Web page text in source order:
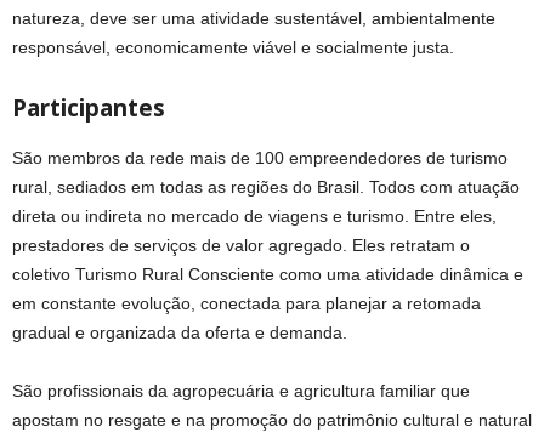
natureza, deve ser uma atividade sustentável, ambientalmente
responsável, economicamente viável e socialmente justa.
Participantes
São membros da rede mais de 100 empreendedores de turismo
rural, sediados em todas as regiões do Brasil. Todos com atuação
direta ou indireta no mercado de viagens e turismo. Entre eles,
prestadores de serviços de valor agregado. Eles retratam o
coletivo Turismo Rural Consciente como uma atividade dinâmica e
em constante evolução, conectada para planejar a retomada
gradual e organizada da oferta e demanda.
São profissionais da agropecuária e agricultura familiar que
apostam no resgate e na promoção do patrimônio cultural e natural